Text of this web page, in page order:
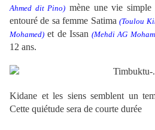
Ahmed dit Pino) mène une vie simple
entouré de sa femme Satima(Toulou
Mohamed) et de Issan(Mehdi AG
12 ans.
Kidane et les siens semblent un
Cette quiétude sera de courte durée